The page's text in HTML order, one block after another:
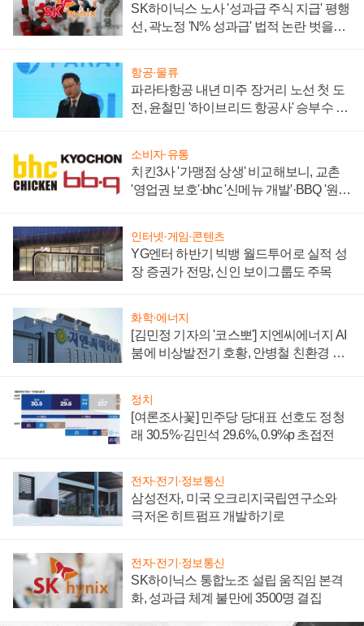
SK하이닉스 노사 '성과급 주식 지급' 평행
선, 곽노정 'N% 성과급' 법적 논란 벗을지
항공·물류
파라타항공 내년 미주 장거리 노선 첫 도
전, 윤철민 '하이브리드 항공사' 승부수 통
소비자·유통
치킨3사 '가맹점 상생' 비교해보니, 교촌
'영업권 보호'·bhc '신메뉴 개발'·BBQ '원가
인터넷·게임·콘텐츠
YG엔터 하반기 빅뱅 월드투어로 실적 성
장 증권가 전망, 신인 보이그룹도 주목
화학·에너지
[김민정 기자의 '코스뽀'] 지엔씨에너지 AI
붐에 비상발전기 호황, 안병철 친환경 에
정치
[여론조사꽃] 민주당 당대표 선호도 정청
래 30.5%·김민석 29.6%, 0.9%p 초접전
전자·전기·정보통신
삼성전자, 미국 오크리지국립연구소와
극저온 히트펌프 개발하기로
전자·전기·정보통신
SK하이닉스 통합노조 설립 움직임 본격
화, 성과급 체계 불만에 3500명 결집